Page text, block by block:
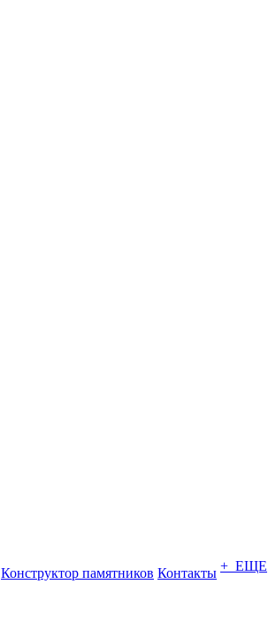
Конструктор памятников Контакты + ЕЩЕ